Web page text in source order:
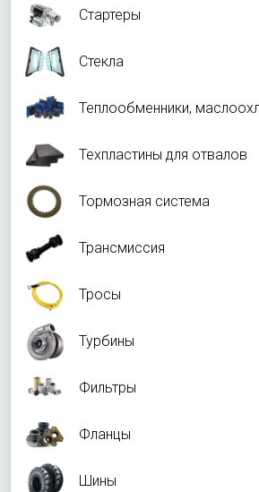
Стартеры
Стекла
Теплообменники,
Техпластины для отвалов
Тормозная система
Трансмиссия
Тросы
Турбины
Фильтры
Фланцы
Шины